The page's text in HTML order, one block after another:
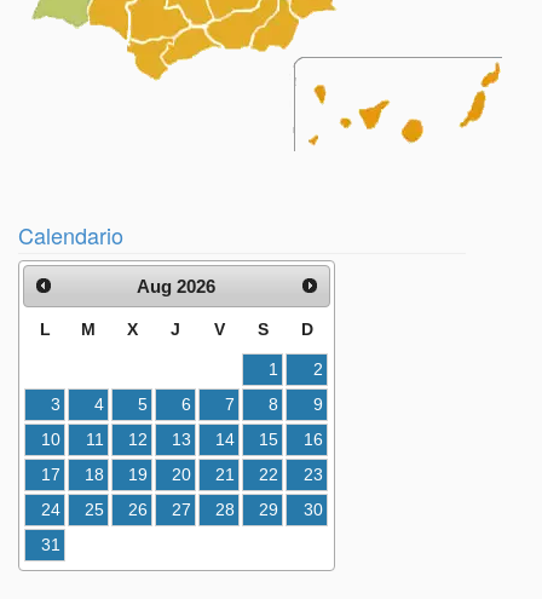
Calendario
Aug 2026
L M X J V S D
1
2
3
4 5 6 7 8
9
10
11 12 13 14 15
16
17
18 19 20 21 22
23
24
25 26 27 28 29
30
31